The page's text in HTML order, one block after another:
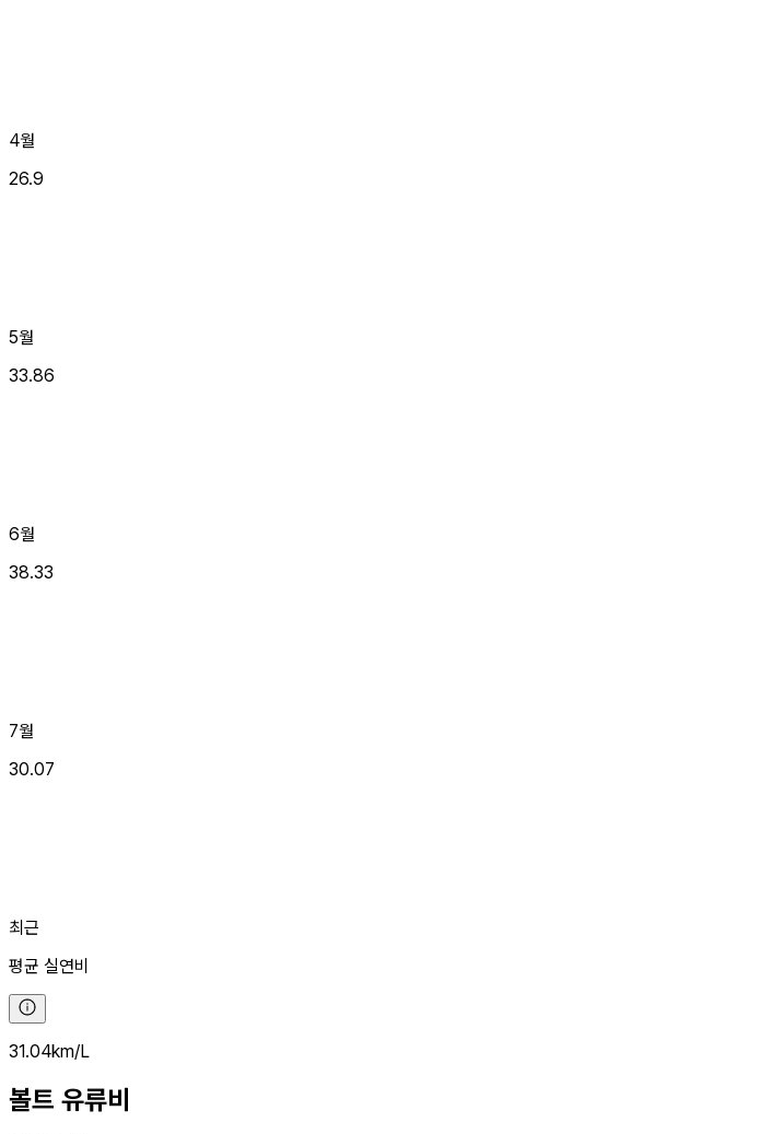
4월
26.9
5월
33.86
6월
38.33
7월
30.07
최근
평균 실연비
31.04km/L
볼트 유류비